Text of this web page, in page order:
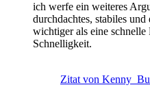
ich werfe ein weiteres
durchdachtes, stabiles
wichtiger als eine
Schnelligkeit.
Zitat von